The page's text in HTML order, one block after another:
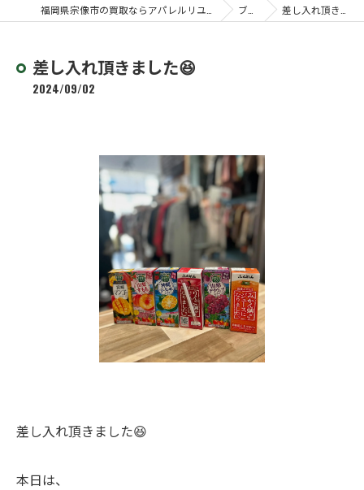
ブログ 差し入れ頂きました😆
差し入れ頂きました😆
2024/09/02
差し入れ頂きました😆
本日は、